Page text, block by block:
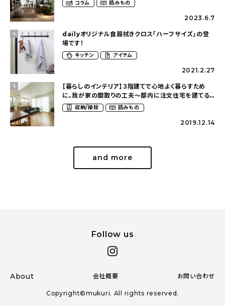
コラム 読みもの
2023.6.7
4
dailyオリジナル食器拭きクロス「ハーフサイズ」の登
場です！
キッチン アイテム
2021.2.27
5
【暮らしのインテリア】３階建てで心地よく暮らすため
に。我が家の間取りの工夫〜都内に注文住宅を建てると
いうこと（azu_k1009さん）
収納/掃除 読みもの
2019.12.14
and more
Follow us
About 会社概要 お問い合わせ
Copyright©mukuri. All rights reserved.